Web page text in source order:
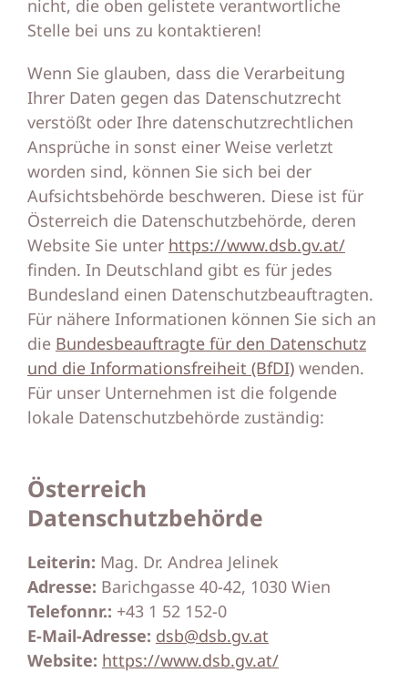
nicht, die oben gelistete verantwortliche
Stelle bei uns zu kontaktieren!
Wenn Sie glauben, dass die Verarbeitung
Ihrer Daten gegen das Datenschutzrecht
verstößt oder Ihre datenschutzrechtlichen
Ansprüche in sonst einer Weise verletzt
worden sind, können Sie sich bei der
Aufsichtsbehörde beschweren. Diese ist für
Österreich die Datenschutzbehörde, deren
Website Sie unter https://www.dsb.gv.at/
finden. In Deutschland gibt es für jedes
Bundesland einen Datenschutzbeauftragten.
Für nähere Informationen können Sie sich an
die Bundesbeauftragte für den Datenschutz
und die Informationsfreiheit (BfDI)wenden.
Für unser Unternehmen ist die folgende
lokale Datenschutzbehörde zuständig:
Österreich
Datenschutzbehörde
Leiterin: Mag. Dr. Andrea Jelinek
Adresse: Barichgasse 40-42, 1030 Wien
Telefonnr.: +43 1 52 152-0
E-Mail-Adresse: dsb@dsb.gv.at
Website: https://www.dsb.gv.at/